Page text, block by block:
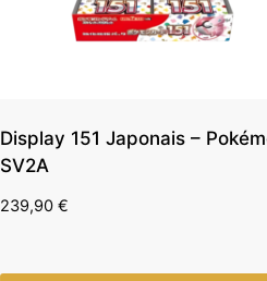
Display 151 Japonais –
SV2A
239,90 €